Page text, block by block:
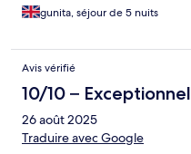
gunita, séjour de 5 nuits
Avis vérifié
10/10 – Exceptionnel
26 août 2025
Traduire avec Google